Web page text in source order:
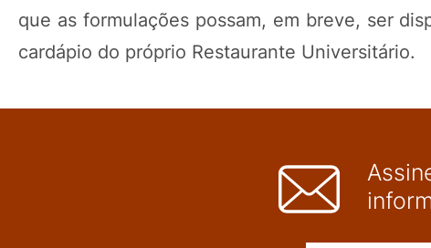
que as formulações possam, em breve, ser
cardápio do próprio Restaurante Universitário.